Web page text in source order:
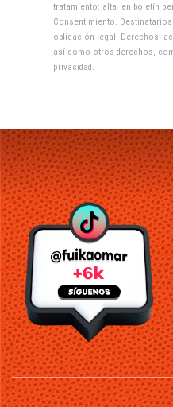
tratamiento: alta en boletín
Consentimiento.
obligación legal. Derechos:
así como otros derechos,
privacidad.